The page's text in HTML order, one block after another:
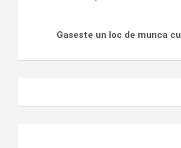
Gaseste un loc de munca cu